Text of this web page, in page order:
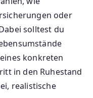
oder
solltest du
konkreten
in den Ruhestand
realistische